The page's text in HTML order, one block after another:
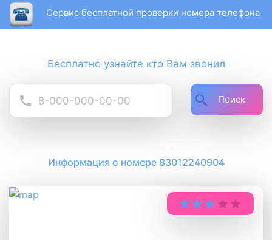
Сервис бесплатной проверки номера телефона
Бесплатно узнайте кто Вам звонил
Поиск
Информация о номере 83012240904